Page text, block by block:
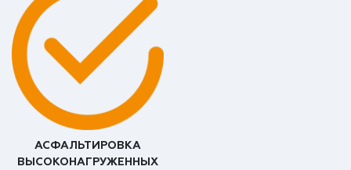
АСФАЛЬТИРОВКА
ВЫСОКОНАГРУЖЕННЫХ